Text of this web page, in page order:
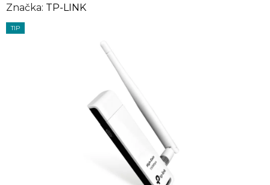
hodnocení
produktu
Značka: TP-LINK
TIP